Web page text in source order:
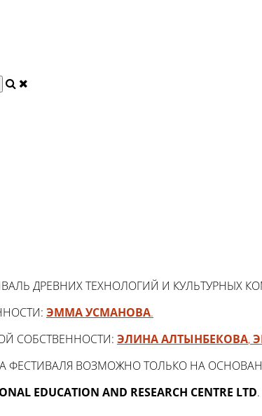
ДРЕВНИХ ТЕХНОЛОГИЙ И КУЛЬТУРНЫХ
ЭММА УСМАНОВА.
СОБСТВЕННОСТИ: ЭЛИНА АЛТЫНБЕКОВА,
ФЕСТИВАЛЯ ВОЗМОЖНО ТОЛЬКО НА
EDUCATION AND RESEARCH CENTRE LTD.